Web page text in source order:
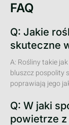
FAQ
Q: Jakie
skuteczne
A: Rośliny takie
bluszcz pospolity
poprawiają jego
Q: W jaki
powietrze